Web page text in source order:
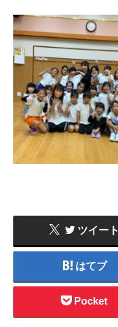
ツイート
はてブ
Pocket